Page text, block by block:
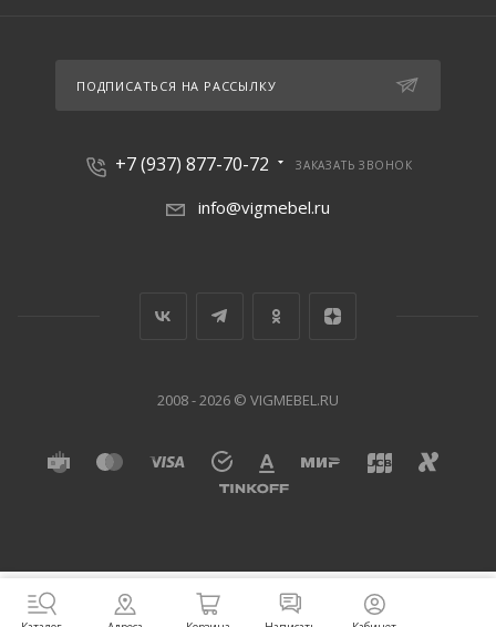
ПОДПИСАТЬСЯ НА РАССЫЛКУ
+7 (937) 877-70-72 ЗАКАЗАТЬ ЗВОНОК
info@vigmebel.ru
2008 - 2026 © VIGMEBEL.RU